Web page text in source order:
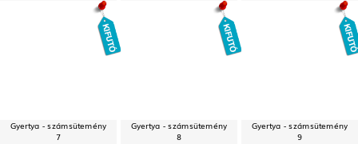
Gyertya - számsütemény
7
Gyertya - számsütemény
8
Gyertya - számsütemény
9